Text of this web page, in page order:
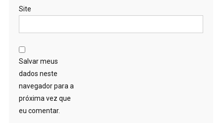
Site
Salvar meus
dados neste
navegador para a
próxima vez que
eu comentar.